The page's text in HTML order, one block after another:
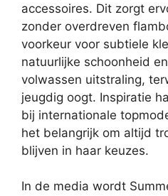
accessoires. Dit zorgt
zonder overdreven
voorkeur voor subtiele
natuurlijke schoonheid
volwassen uitstraling,
jeugdig oogt. Inspiratie
bij internationale
het belangrijk om altijd
blijven in haar keuzes.
In de media wordt